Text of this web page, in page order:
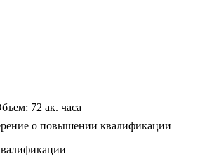
72 ак. часа
о повышении квалификации